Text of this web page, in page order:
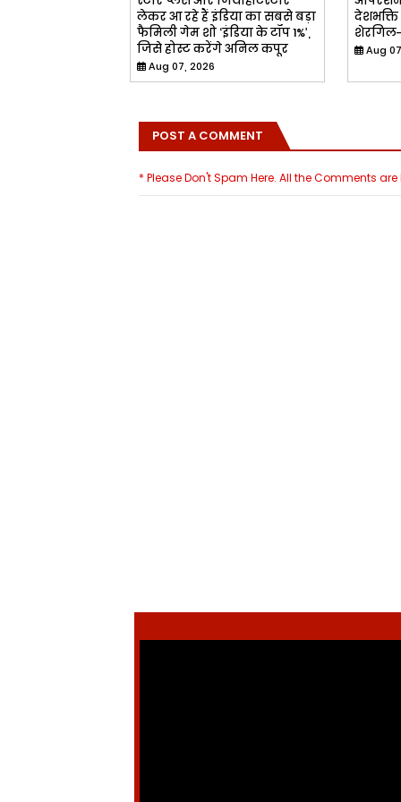
लेकर आ रहे हैं इंडिया का सबसे बड़ा
फैमिली गेम शो ‘इंडिया के टॉप 1%’,
जिसे होस्ट करेंगे अनिल कपूर
Aug 07, 2026
शेरगिल-
Aug
POST A COMMENT
* Please Don't Spam Here. All the Comments